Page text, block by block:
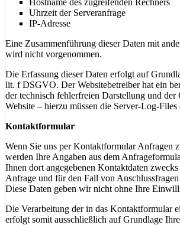
Uhrzeit der Serveranfrage
IP-Adresse
Eine Zusammenführung dieser Daten mit
wird nicht vorgenommen.
Die Erfassung dieser Daten erfolgt auf
lit. f DSGVO. Der Websitebetreiber hat ein
der technisch fehlerfreien Darstellung und der
Website – hierzu müssen die Server-Log-Files
Kontaktformular
Wenn Sie uns per Kontaktformular Anfragen
werden Ihre Angaben aus dem
Ihnen dort angegebenen Kontaktdaten
Anfrage und für den Fall von Anschlussfragen
Diese Daten geben wir nicht ohne Ihre
Die Verarbeitung der in das Kontaktformular
erfolgt somit ausschließlich auf Grundlage